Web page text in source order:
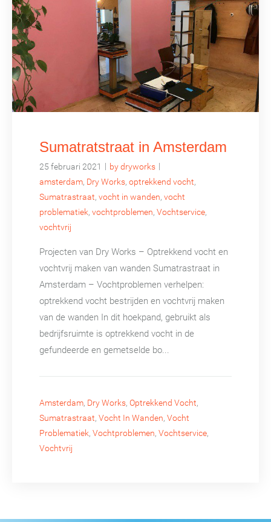
Sumatratstraat in Amsterdam
25 februari 2021 | by dryworks |
amsterdam, Dry Works, optrekkend vocht,
Sumatrastraat, vocht in wanden, vocht
problematiek, vochtproblemen, Vochtservice,
vochtvrij
Projecten van Dry Works – Optrekkend vocht en
vochtvrij maken van wanden Sumatrastraat in
Amsterdam – Vochtproblemen verhelpen:
optrekkend vocht bestrijden en vochtvrij maken
van de wanden In dit hoekpand, gebruikt als
bedrijfsruimte is optrekkend vocht in de
gefundeerde en gemetselde bo...
Amsterdam, Dry Works, Optrekkend Vocht,
Sumatrastraat, Vocht In Wanden, Vocht
Problematiek, Vochtproblemen, Vochtservice,
Vochtvrij